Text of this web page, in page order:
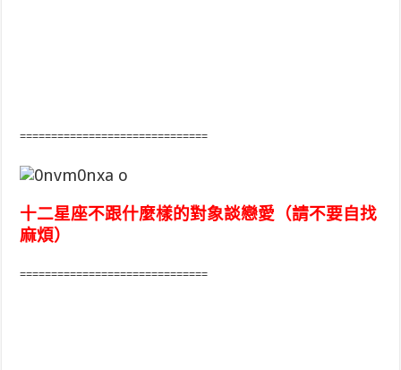
==============================
十二星座不跟什麼樣的對象談戀愛（請不要自找
麻煩）
==============================